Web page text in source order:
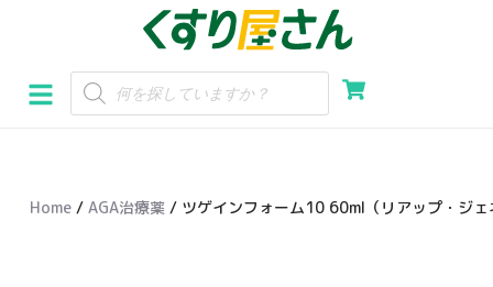
ン
テ
スHome / AGA治療薬 / ツゲインフォーム10 60ml（リアップ・ジェ